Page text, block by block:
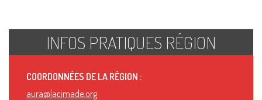
INFOS PRATIQUES RÉGION
COORDONNÉES DE LA RÉGION :
aura@lacimade.org